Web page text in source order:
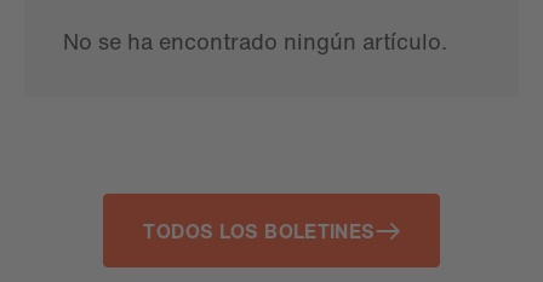
No se ha encontrado ningún artículo.
TODOS LOS BOLETINES